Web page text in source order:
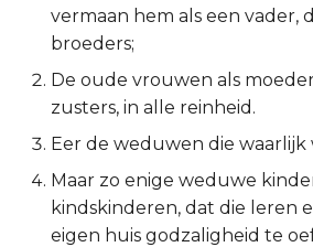
Numeri
Deuteronomium
Jozua
Richteren
1 Timotheüs 5:17-25
vermaan hem als een vader,
broeders;
De oude vrouwen als
zusters, in alle reinheid.
Eer de weduwen die waarlijk
Maar zo enige weduwe
kindskinderen, dat die leren
eigen huis godzaligheid te